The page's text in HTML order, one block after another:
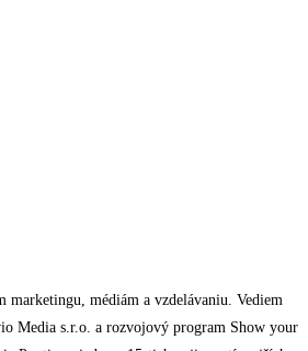
marketingu, médiám a vzdelávaniu. Vediem
Media s.r.o. a rozvojový program Show your